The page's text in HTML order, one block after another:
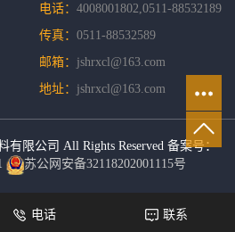
电话： 4008001802,0511-88532189
传真： 0511-88532589
邮箱： jshrxcl@163.com
地址： jshrxcl@163.com
有限公司 All Rights Reserved 备案号：
苏公网安备32118202001115号
电话 联系